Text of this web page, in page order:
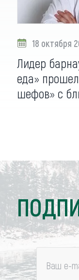
18 октября
Лидер
еда»
шефов» с
Ваш e-